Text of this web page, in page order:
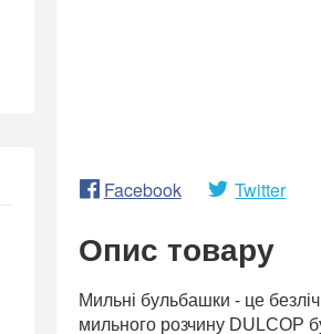
Facebook Twitter
Опис товару
Мильні бульбашки - це
мильного розчину DULCOP